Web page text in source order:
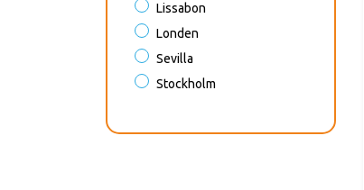
Lissabon
Londen
Sevilla
Stockholm